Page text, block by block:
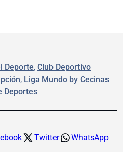
Deporte, Club Deportivo
, Liga Mundo by Cecinas
Deportes
Twitter WhatsApp